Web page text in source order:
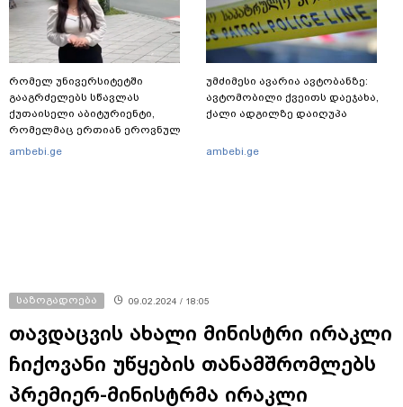
რომელ უნივერსიტეტში
გააგრძელებს სწავლას
ქუთაისელი აბიტურიენტი,
რომელმაც ერთიან ეროვნულ
გამოცდებზე, ყველა საგანში
ambebi.ge
უმძიმესი ავარია ავტობანზე:
ავტომობილი ქვეითს დაეჯახა,
ქალი ადგილზე დაიღუპა
ambebi.ge
საზოგადოება 09.02.2024 / 18:05
თავდაცვის ახალი მინისტრი ირაკლი
ჩიქოვანი უწყების თანამშრომლებს
პრემიერ-მინისტრმა ირაკლი